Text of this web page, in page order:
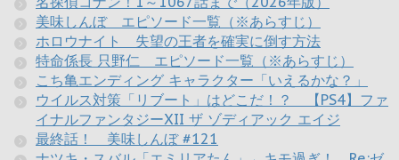
美味しんぼ エピソード一覧（※あらすじ）
ホロウナイト 失望の王者を確実に倒す方法
特命係長 只野仁 エピソード一覧（※あらすじ）
こち亀エンディング キャラクター「いえるかな？」
ウイルス対策「リブート」はどこだ！？ 【PS4】ファ
イナルファンタジーXII ザ ゾディアック エイジ
最終話！ 美味しんぼ #121